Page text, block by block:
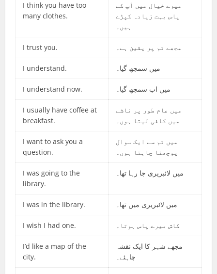
I think you have too
many clothes.
میرے خیال میں آپ کے
پاس بہت زیادہ کپڑے
ہیں۔
I trust you. مجھے تم پر یقین ہے۔
I understand. میں سمجھ گیا۔
I understand now. میں اب سمجھ گیا۔
I usually have coffee at
breakfast.
میں عام طور پر ناشے
میں کافی لیتا ہوں۔
I want to ask you a
question.
میں تم سے ایک سوال
پوچھنا چاہتا ہوں۔
I was going to the
library.
میں لائبریری جا رہا تھا۔
I was in the library. میں لائبریری میں تھا۔
I wish I had one. کاش میرے پاس ہوتا۔
I’d like a map of the
city.
مجھے شہر کا ایک نقشہ
چاہئے۔